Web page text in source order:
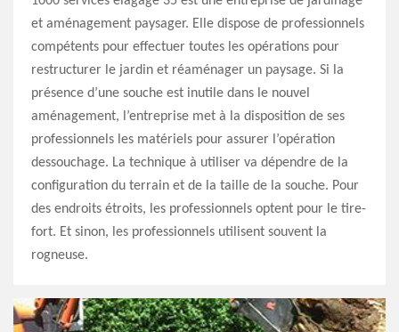
et aménagement paysager. Elle dispose de professionnels
compétents pour effectuer toutes les opérations pour
restructurer le jardin et réaménager un paysage. Si la
présence d’une souche est inutile dans le nouvel
aménagement, l’entreprise met à la disposition de ses
professionnels les matériels pour assurer l’opération
dessouchage. La technique à utiliser va dépendre de la
configuration du terrain et de la taille de la souche. Pour
des endroits étroits, les professionnels optent pour le tire-
fort. Et sinon, les professionnels utilisent souvent la
rogneuse.